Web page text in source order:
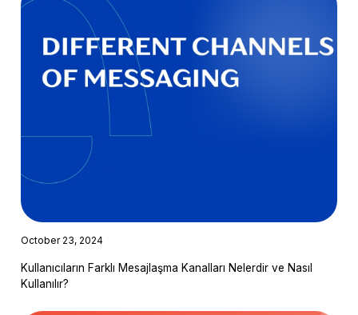
October 23, 2024
Kullanıcıların Farklı Mesajlaşma Kanalları Nelerdir ve Nasıl
Kullanılır?